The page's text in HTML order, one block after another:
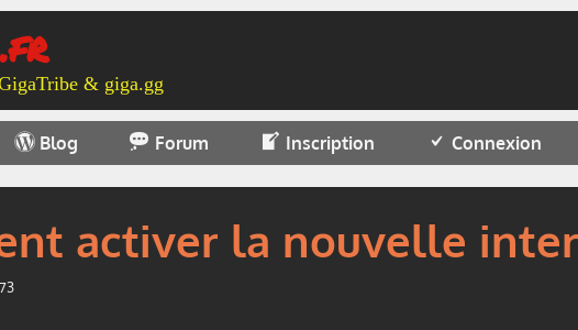
& giga.gg
Blog Forum Inscription Connexion
activer la nouvelle